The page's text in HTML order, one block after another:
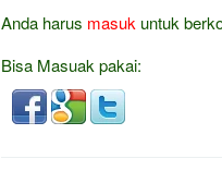
Anda harus masuk untuk
Bisa Masuak pakai: